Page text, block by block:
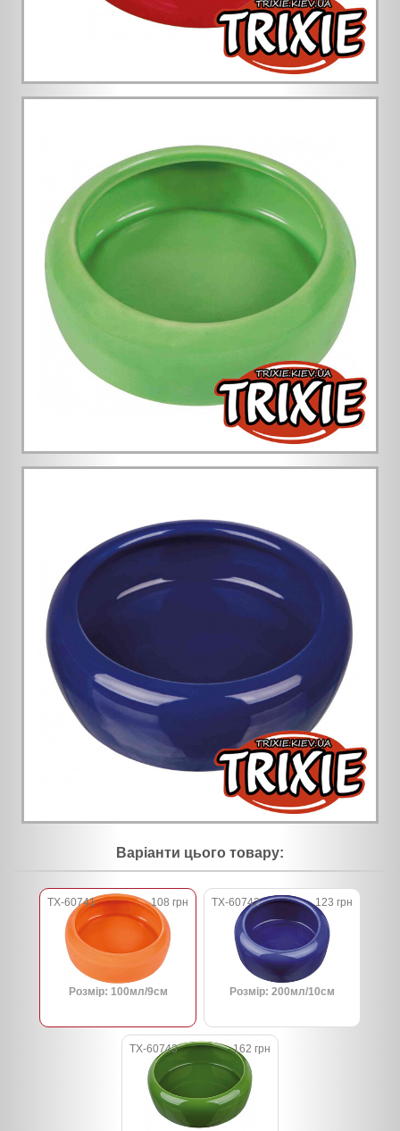
Варіанти цього товару:
TX-60741 108 грн
Розмір: 100мл/9см
TX-60742 123 грн
Розмір: 200мл/10см
TX-60743 162 грн